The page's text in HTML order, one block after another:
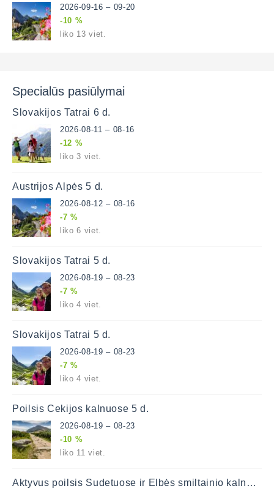
2026-09-16 – 09-20
-10 %
liko 13 viet.
Specialūs pasiūlymai
Slovakijos Tatrai 6 d.
2026-08-11 – 08-16
-12 %
liko 3 viet.
Austrijos Alpės 5 d.
2026-08-12 – 08-16
-7 %
liko 6 viet.
Slovakijos Tatrai 5 d.
2026-08-19 – 08-23
-7 %
liko 4 viet.
Slovakijos Tatrai 5 d.
2026-08-19 – 08-23
-7 %
liko 4 viet.
Poilsis Čekijos kalnuose 5 d.
2026-08-19 – 08-23
-10 %
liko 11 viet.
Aktyvus poilsis Sudetuose ir Elbės smiltainio kalnuose